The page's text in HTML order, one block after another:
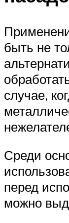
быть не
случае,
Среди
перед
можно